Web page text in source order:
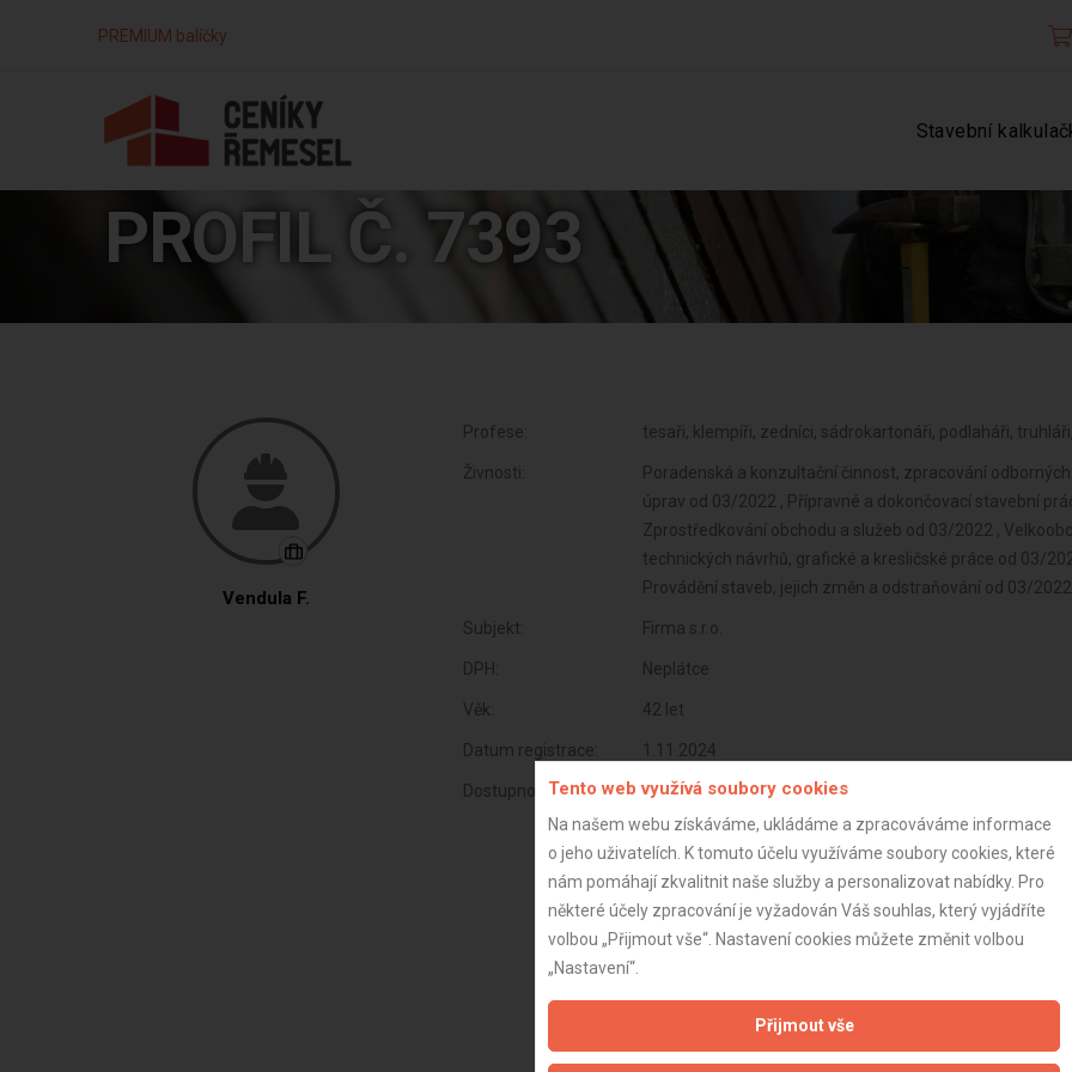
PREMIUM balíčky
Stavební
PROFIL Č. 7393
Vendula F.
Profese: tesaři, klempíři, zedníci, sádrokartonáři, podlaháři,
Živnosti:
Poradenská a konzultační činnost, zpracování
úprav od 03/2022 , Přípravné a dokončovací stavební
Zprostředkování obchodu a služeb od 03/2022 ,
technických návrhů, grafické a kresličské práce od 03/
Provádění staveb, jejich změn a odstraňování od 03/2022
Subjekt: Firma s.r.o.
DPH: Neplátce
Věk: 42 let
Datum registrace: 1.11.2024
Dostupnost:Tento web využívá soubory cookies
Na našem webu získáváme, ukládáme a zpracováváme informace
o jeho uživatelích. K tomuto účelu využíváme soubory cookies, které
nám pomáhají zkvalitnit naše služby a personalizovat nabídky. Pro
některé účely zpracování je vyžadován Váš souhlas, který vyjádříte
volbou „Přijmout vše“. Nastavení cookies můžete změnit volbou
„Nastavení“.
Přijmout vše